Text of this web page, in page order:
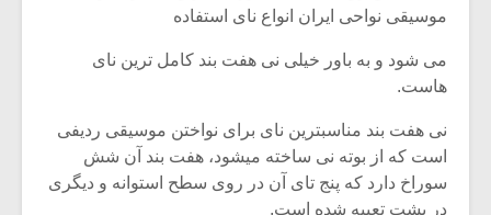
موسیقی نواحی ایران انواع نای استفاده
می شود و به باور خیلی نی هفت بند کامل ترین نای
هاست.
نی هفت بند مناسبترین نای برای نواختن موسیقی ردیفی
است که از بوته نی ساخته میشود، هفت بند آن شش
سوراخ دارد که پنج تای آن در روی سطح استوانه و دیگری
در پشت تعبیه شده است.